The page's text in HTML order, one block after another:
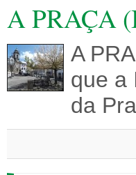
A PRAÇA
A
que a
da